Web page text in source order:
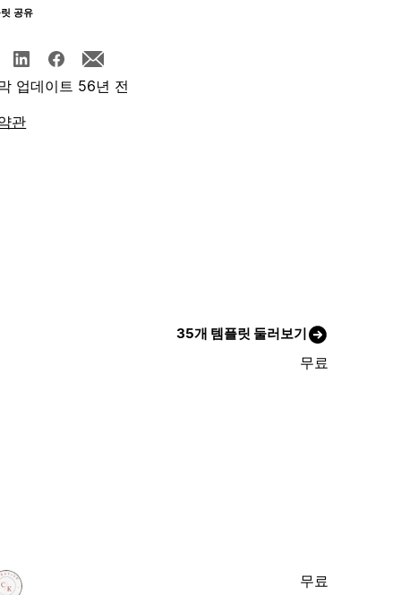
공유
업데이트 56년 전
관
35개 템플릿 둘러보기
무료
무료